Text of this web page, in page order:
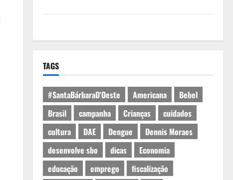
TAGS
#SantaBárbaraD'Oeste Americana
Bebel
Brasil
campanha Crianças
cuidados
cultura
DAE Dengue
Dennis Moraes
desenvolve sbo
dicas
Economia
educação
emprego
fiscalização